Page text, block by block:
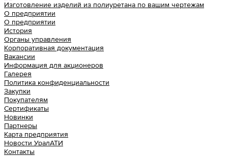
Изготовление изделий из полиуретана по вашим чертежам
О предприятии
О предприятии
История
Органы управления
Корпоративная документация
Вакансии
Информация для акционеров
Галерея
Политика конфиденциальности
Закупки
Покупателям
Сертификаты
Новинки
Партнеры
Карта предприятия
Новости УралАТИ
Контакты